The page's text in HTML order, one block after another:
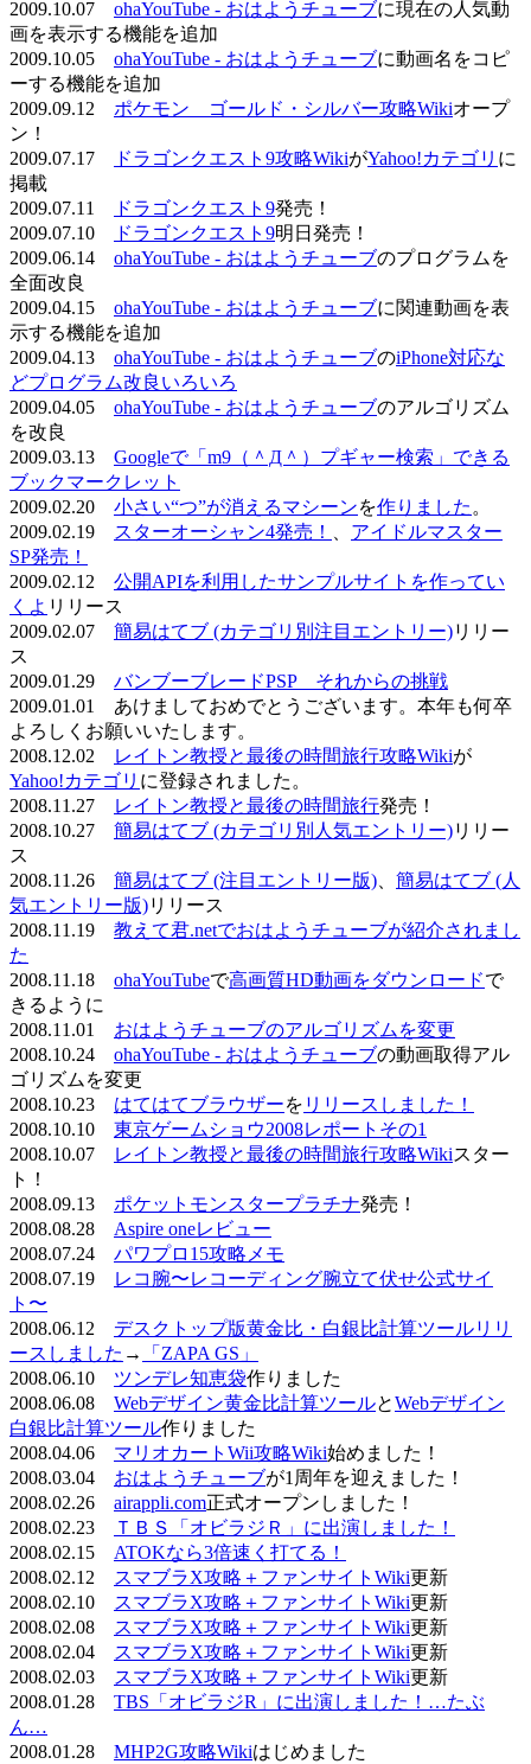
2009.10.07 ohaYouTube - おはようチューブに現在の人気動
画を表示する機能を追加
2009.10.05 ohaYouTube - おはようチューブに動画名をコピ
ーする機能を追加
2009.09.12 ポケモン ゴールド・シルバー攻略Wikiオープ
ン！
2009.07.17
ドラゴンクエスト9攻略WikiがYahoo!カテゴリ に
掲載
2009.07.11
ドラゴンクエスト9発売！
2009.07.10
ドラゴンクエスト9明日発売！
2009.06.14 ohaYouTube - おはようチューブのプログラムを
全面改良
2009.04.15 ohaYouTube - おはようチューブに関連動画を表
示する機能を追加
2009.04.13 ohaYouTube - おはようチューブのiPhone対応な
どプログラム改良いろいろ
2009.04.05 ohaYouTube - おはようチューブのアルゴリズム
を改良
2009.03.13 Googleで「m9（＾Д＾）プギャー検索」できる
ブックマークレット
2009.02.20 小さい“つ”が消えるマシーンを作りました 。
2009.02.19
スターオーシャン4発売！
アイドルマスター
SP発売！
2009.02.12 公開APIを利用したサンプルサイトを作ってい
くよ リリース
2009.02.07 簡易はてブ (カテゴリ別注目エントリー)リリー
ス
2009.01.29 バンブーブレードPSP それからの挑戦
2009.01.01 あけましておめでとうございます。本年も何卒
よろしくお願いいたします。
2008.12.02
レイトン教授と最後の時間旅行攻略Wikiが
Yahoo!カテゴリ に登録されました。
2008.11.27
レイトン教授と最後の時間旅行発売！
2008.10.27 簡易はてブ (カテゴリ別人気エントリー)リリー
ス
2008.11.26 簡易はてブ (注目エントリー版)
簡易はてブ (人
気エントリー版)リリース
2008.11.19 教えて君.netでおはようチューブが紹介されまし
た
2008.11.18 ohaYouTubeで高画質HD動画をダウンロードで
きるように
2008.11.01 おはようチューブのアルゴリズムを変更
2008.10.24 ohaYouTube - おはようチューブの動画取得アル
ゴリズムを変更
2008.10.23 はてはてブラウザーを リリースしました！
2008.10.10 東京ゲームショウ2008レポートその1
2008.10.07
レイトン教授と最後の時間旅行攻略Wikiスター
ト！
2008.09.13 ポケットモンスタープラチナ発売！
2008.08.28 Aspire oneレビュー
2008.07.24 パワプロ15攻略メモ
2008.07.19
レコ腕〜レコーディング腕立て伏せ公式サイ
ト〜
2008.06.12 デスクトップ版黄金比・白銀比計算ツールリリ
ースしました →
「ZAPA GS」
2008.06.10 ツンデレ知恵袋作りました
2008.06.08 Webデザイン黄金比計算ツールとWebデザイン
白銀比計算ツール作りました
2008.04.06 マリオカートWii攻略Wiki始めました！
2008.03.04 おはようチューブが1周年を迎えました！
2008.02.26 airappli.com正式オープンしました！
2008.02.23
ＴＢＳ「オビラジＲ」に出演しました！
2008.02.15 ATOKなら3倍速く打てる！
2008.02.12
スマブラX攻略＋ファンサイトWiki更新
2008.02.10
スマブラX攻略＋ファンサイトWiki更新
2008.02.08
スマブラX攻略＋ファンサイトWiki更新
2008.02.04
スマブラX攻略＋ファンサイトWiki更新
2008.02.03
スマブラX攻略＋ファンサイトWiki更新
2008.01.28 TBS「オビラジR」に出演しました！…たぶ
ん…
2008.01.28 MHP2G攻略Wikiはじめました